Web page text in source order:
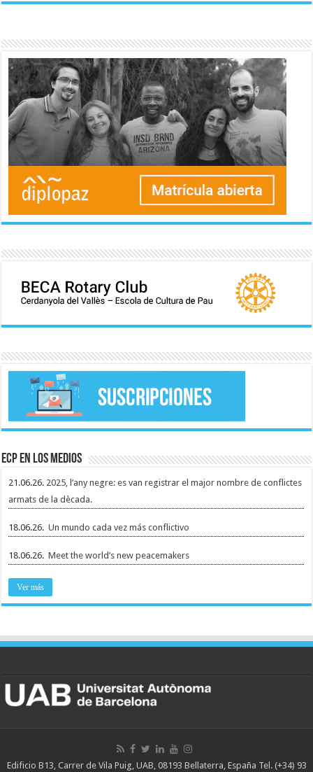
ECP en los medios
21.06.26. 2025, l’any negre: es van registrar el major nombre de conflictes
armats de la dècada.
18.06.26.Un mundo cada vez más conflictivo
18.06.26.Meet the world’s new peacemakers
Ver más
Edificio B13, Carrer de Vila Puig, UAB, 08193 Bellaterra, España Tel. (+34) 93